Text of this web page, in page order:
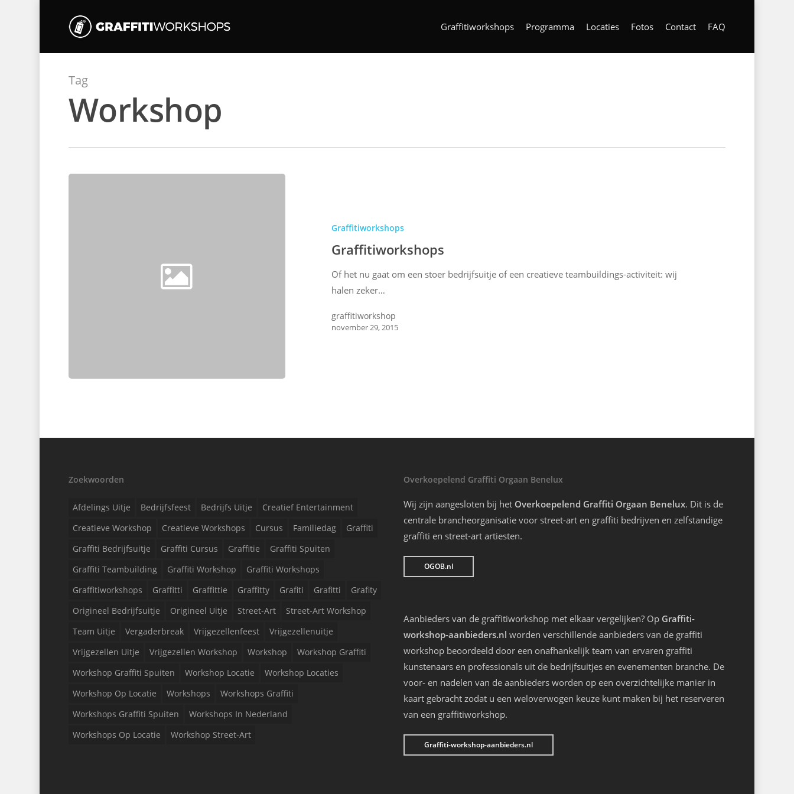
Graffitiworkshops Programma Locaties Fotos Contact FAQ
Tag
Workshop
Graffitiworkshops
Graffitiworkshops
Of het nu gaat om een stoer bedrijfsuitje of een creatieve teambuildings-activiteit: wij
halen zeker…
graffitiworkshop
november 29, 2015
Zoekwoorden
Afdelings Uitje Bedrijfsfeest Bedrijfs Uitje
Creatief Entertainment
Creatieve Workshop
Creatieve Workshops Cursus Familiedag
Graffiti
Graffiti Bedrijfsuitje
Graffiti Cursus Graffitie
Graffiti Spuiten
Graffiti Teambuilding
Graffiti Workshop
Graffiti Workshops
Graffitiworkshops
Graffitti Graffittie Graffitty Grafiti Grafitti
Grafity
Origineel Bedrijfsuitje
Origineel Uitje Street-Art
Street-Art Workshop
Team Uitje
Vergaderbreak Vrijgezellenfeest
Vrijgezellenuitje
Vrijgezellen Uitje
Vrijgezellen Workshop Workshop
Workshop Graffiti
Workshop Graffiti Spuiten
Workshop Locatie
Workshop Locaties
Workshop Op Locatie
Workshops
Workshops Graffiti
Workshops Graffiti Spuiten
Workshops In Nederland
Workshops Op Locatie
Workshop Street-Art
Overkoepelend Graffiti Orgaan Benelux
Wij zijn aangesloten bij het Overkoepelend Graffiti Orgaan Benelux. Dit is de
centrale brancheorganisatie voor street-art en graffiti bedrijven en zelfstandige
graffiti en street-art artiesten.
OGOB.nl
Aanbieders van de graffitiworkshop met elkaar vergelijken? Op Graffiti-
workshop-aanbieders.nl worden verschillende aanbieders van de graffiti
workshop beoordeeld door een onafhankelijk team van ervaren graffiti
kunstenaars en professionals uit de bedrijfsuitjes en evenementen branche. De
voor- en nadelen van de aanbieders worden op een overzichtelijke manier in
kaart gebracht zodat u een weloverwogen keuze kunt maken bij het reserveren
van een graffitiworkshop.
Graffiti-workshop-aanbieders.nl